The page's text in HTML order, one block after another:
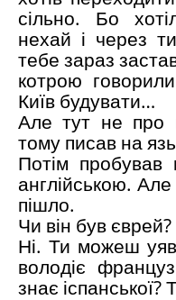
сільно. Бо
нехай і через
тебе зараз
котрою
Київ будувати…
Але тут не про
тому писав на
Потім пробував
англійською.
пішло.
Чи він був єврей?
Ні. Ти можеш
володіє
знає іспанської?